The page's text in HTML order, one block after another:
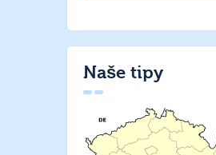
Naše tipy